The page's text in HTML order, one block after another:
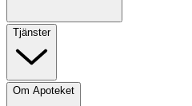
Tjänster
Om Apoteket